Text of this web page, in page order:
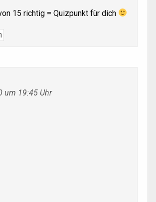
15 richtig = Quizpunkt für dich
um 19:45 Uhr